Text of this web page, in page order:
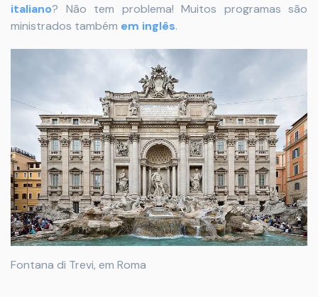
italiano? Não tem problema! Muitos programas são
ministrados também em inglês.
Fontana di Trevi, em Roma